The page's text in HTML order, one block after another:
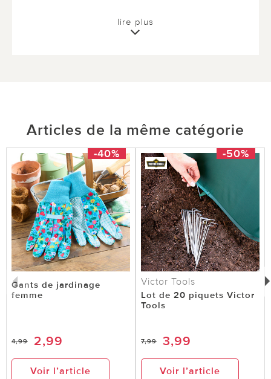
lire plus
Articles de la même catégorie
-40%
Gants de jardinage
femme
4,99 2,99
Voir l’article
-50%
Victor Tools
Lot de 20 piquets Victor
Tools
7,99 3,99
Voir l’article